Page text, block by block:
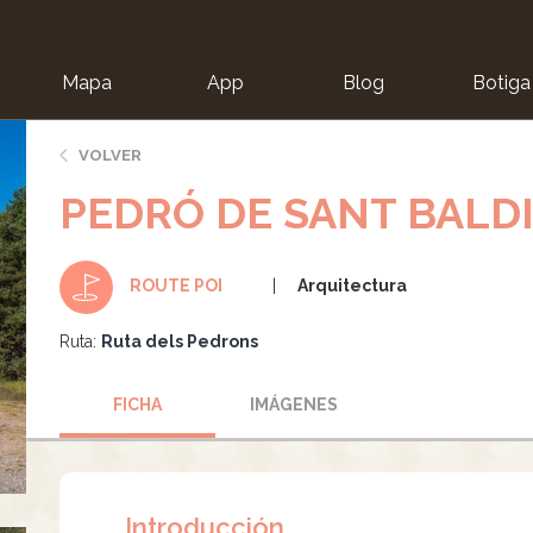
Mapa App Blog Botiga
VOLVER
PEDRÓ DE SANT
ROUTE POI Arquitectura
Ruta: Ruta dels Pedrons
FICHA IMÁGENES